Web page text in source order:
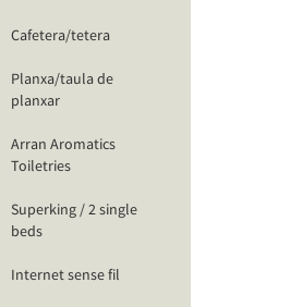
Cafetera/tetera
Planxa/taula de
planxar
Arran Aromatics
Toiletries
Superking / 2 single
beds
Internet sense fil